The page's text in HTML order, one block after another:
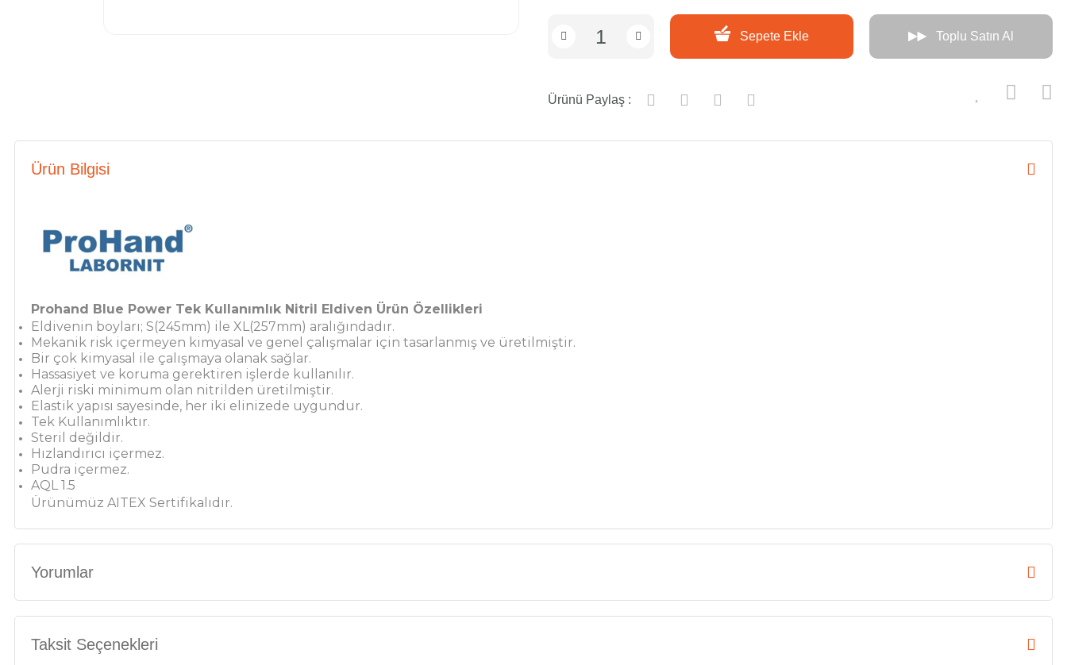
Sepete Ekle Toplu Satın Al
Ürünü Paylaş :
Ürün Bilgisi
Prohand Blue Power Tek Kullanımlık Nitril Eldiven Ürün Özellikleri
Eldivenin boyları; S(245mm) ile XL(257mm) aralığındadır.
Mekanik risk içermeyen kimyasal ve genel çalışmalar için tasarlanmış ve üretilmiştir.
Bir çok kimyasal ile çalışmaya olanak sağlar.
Hassasiyet ve koruma gerektiren işlerde kullanılır.
Alerji riski minimum olan nitrilden üretilmiştir.
Elastik yapısı sayesinde, her iki elinizede uygundur.
Tek Kullanımlıktır.
Steril değildir.
Hızlandırıcı içermez.
Pudra içermez.
AQL 1.5
Ürünümüz AITEX Sertifikalıdır.
Yorumlar
Taksit Seçenekleri